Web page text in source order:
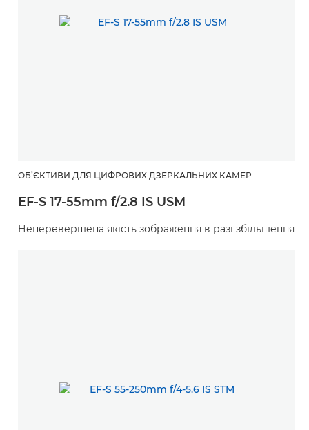
ОБ’ЄКТИВИ ДЛЯ ЦИФРОВИХ ДЗЕРКАЛЬНИХ КАМЕР
EF-S 17-55mm f/2.8 IS USM
Неперевершена якість зображення в разі збільшення